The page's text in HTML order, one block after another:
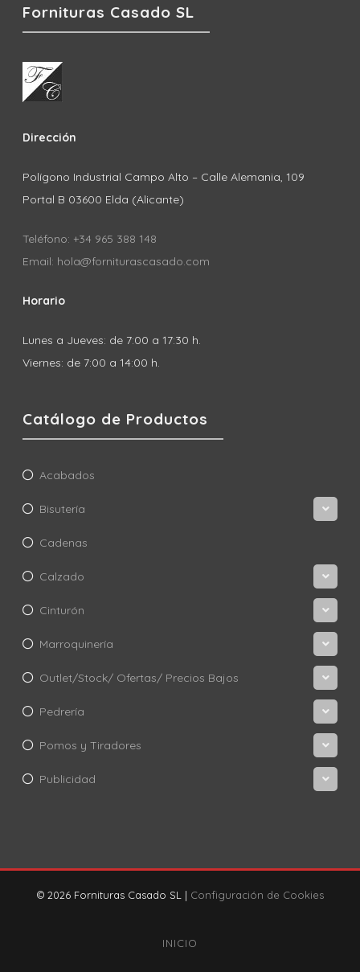
Fornituras Casado SL
Dirección
Polígono Industrial Campo Alto – Calle Alemania, 109
Portal B 03600 Elda (Alicante)
Teléfono: +34 965 388 148
Email: hola@forniturascasado.com
Horario
Lunes a Jueves: de 7:00 a 17:30 h.
Viernes: de 7:00 a 14:00 h.
Catálogo de Productos
Acabados
Bisutería
Cadenas
Calzado
Cinturón
Marroquinería
Outlet/Stock/ Ofertas/ Precios Bajos
Pedrería
Pomos y Tiradores
Publicidad
© 2026 Fornituras Casado SL | Configuración de Cookies
INICIO